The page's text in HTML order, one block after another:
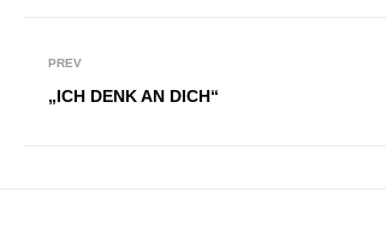
PREV
„ICH DENK AN DICH“